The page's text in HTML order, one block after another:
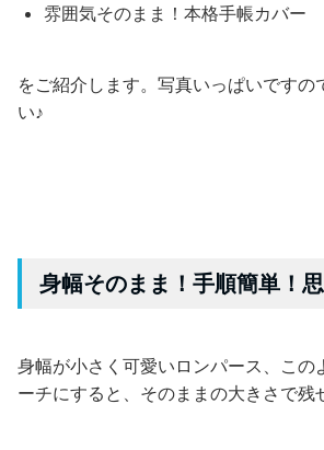
雰囲気そのまま！本格手帳カバー
をご紹介します。写真いっぱいですの
い♪
身幅そのまま！手順簡単！
身幅が小さく可愛いロンパース、この
ーチにすると、そのままの大きさで残